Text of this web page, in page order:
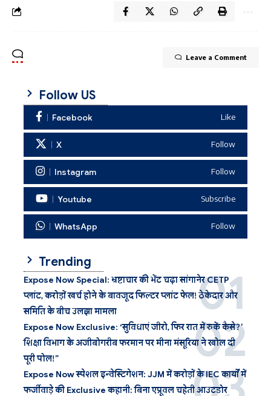
Leave a Comment
Follow US
Facebook Like
X Follow
Instagram Follow
Youtube Subscribe
WhatsApp Follow
Trending
Expose Now Special: भ्रष्टाचार की भेंट चढ़ा सांगानेर CETP
प्लांट, करोड़ों खर्च होने के बावजूद फिल्टर प्लांट फेल! ठेकेदार और
समिति के बीच उलझा मामला
Expose Now Exclusive: ‘सुविधाएं जीरो, फिर रात में रुकें कैसे?’
शिक्षा विभाग के अजीबोगरीब फरमान पर मीना मंसूरिया ने खोल दी
पूरी पोल!”
Expose Now स्पेशल इन्वेस्टिगेशन: JJM में करोड़ों के IEC कार्यों में
फर्जीवाड़े की Exclusive कहानी: बिना एप्रूवल चहेती आउटडोर